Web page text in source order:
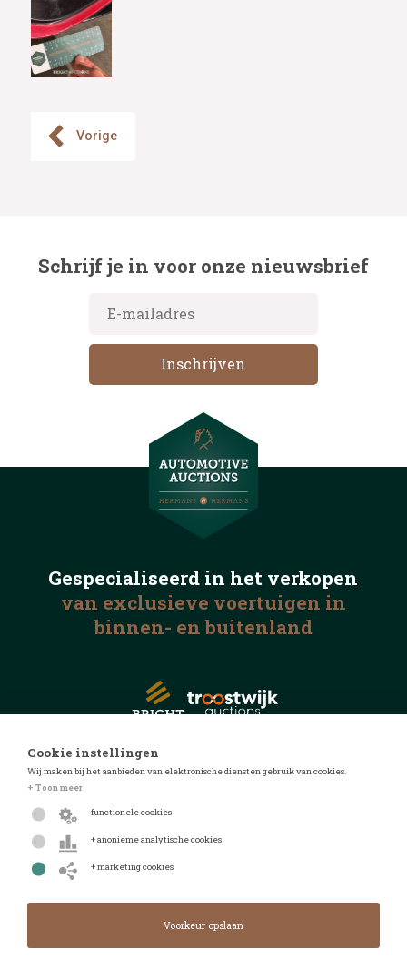
Vorige
Schrijf je in voor onze nieuwsbrief
Gespecialiseerd in het verkopen
van exclusieve voertuigen in
binnen- en buitenland
© 2026 Automotive Auctions
Cookie instellingen
Wij maken bij het aanbieden van elektronische diensten gebruik van cookies.
+ Toon meer
functionele cookies
+ anonieme analytische cookies
+ marketing cookies